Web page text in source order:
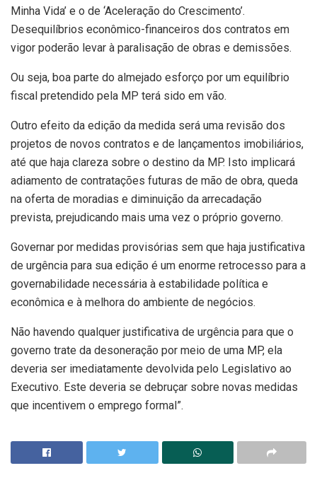
Minha Vida’ e o de ‘Aceleração do Crescimento’.
Desequilíbrios econômico-financeiros dos contratos em
vigor poderão levar à paralisação de obras e demissões.
Ou seja, boa parte do almejado esforço por um equilíbrio
fiscal pretendido pela MP terá sido em vão.
Outro efeito da edição da medida será uma revisão dos
projetos de novos contratos e de lançamentos imobiliários,
até que haja clareza sobre o destino da MP. Isto implicará
adiamento de contratações futuras de mão de obra, queda
na oferta de moradias e diminuição da arrecadação
prevista, prejudicando mais uma vez o próprio governo.
Governar por medidas provisórias sem que haja justificativa
de urgência para sua edição é um enorme retrocesso para a
governabilidade necessária à estabilidade política e
econômica e à melhora do ambiente de negócios.
Não havendo qualquer justificativa de urgência para que o
governo trate da desoneração por meio de uma MP, ela
deveria ser imediatamente devolvida pelo Legislativo ao
Executivo. Este deveria se debruçar sobre novas medidas
que incentivem o emprego formal”.